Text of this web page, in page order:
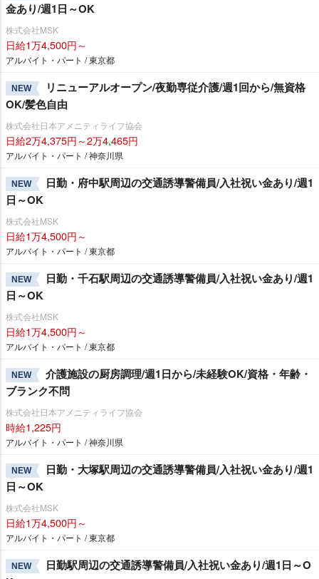
金あり/週1日～OK
株式会社MSK
日給1万4,500円～
アルバイト・パート / 東京都
NEW
リニューアルオープン/夜勤専従介護/週1回から/無資格
OK/髪色自由
株式会社日本アメニティライフ協会
日給2万4,375円～2万4,465円
アルバイト・パート / 神奈川県
NEW
日勤・府中駅周辺の交通誘導警備員/入社祝い金あり/週1
日～OK
株式会社MSK
日給1万4,500円～
アルバイト・パート / 東京都
NEW
日勤・千石駅周辺の交通誘導警備員/入社祝い金あり/週1
日～OK
株式会社MSK
日給1万4,500円～
アルバイト・パート / 東京都
NEW
介護施設の厨房調理/週1日から/未経験OK/資格・年齢・
ブランク不問
株式会社日本アメニティライフ協会
時給1,225円
アルバイト・パート / 神奈川県
NEW
日勤・大塚駅周辺の交通誘導警備員/入社祝い金あり/週1
日～OK
株式会社MSK
日給1万4,500円～
アルバイト・パート / 東京都
NEW
日勤駅周辺の交通誘導警備員/入社祝い金あり/週1日～O